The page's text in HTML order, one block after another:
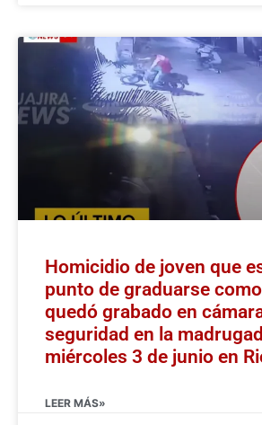
Homicidio de joven que
punto de graduarse
quedó grabado en
seguridad en la
miércoles 3 de junio en
LEER MÁS»